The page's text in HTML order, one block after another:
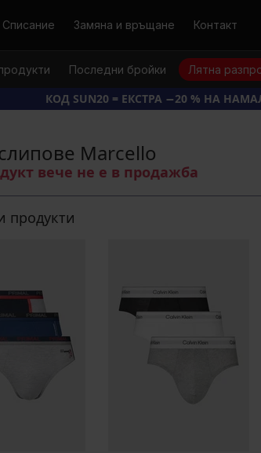
Списание Замяна и връщане Контакт
Последни бройки Лятна
КОД SUN20 = ЕКСТРА −20 % НА
Marcello
вече не е в продажба
продукти